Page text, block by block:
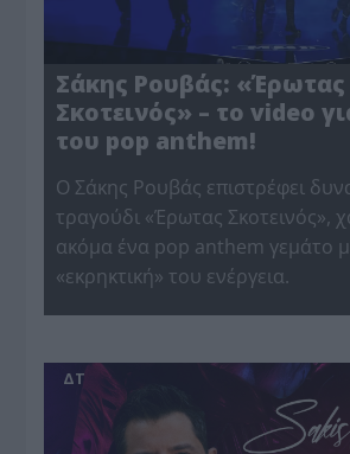
Σάκης Ρουβάς: «Έρωτας
Σκοτεινός» – το video
του pop anthem!
Ο Σάκης Ρουβάς επιστρέφει
τραγούδι «Έρωτας Σκοτεινός»,
ακόμα ένα pop anthem γεμάτο
«εκρηκτική» του ενέργεια.
ΔΤ